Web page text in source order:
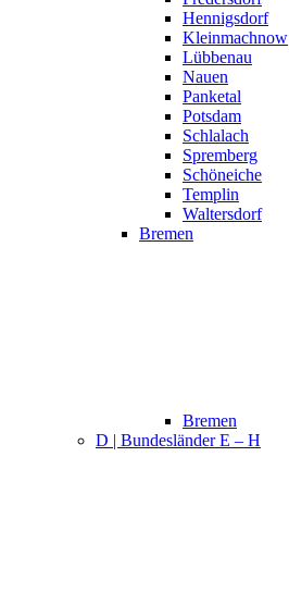
Hennigsdorf
Kleinmachnow
Lübbenau
Nauen
Panketal
Potsdam
Schlalach
Spremberg
Schöneiche
Templin
Waltersdorf
Bremen
Bremen
D | Bundesländer E – H